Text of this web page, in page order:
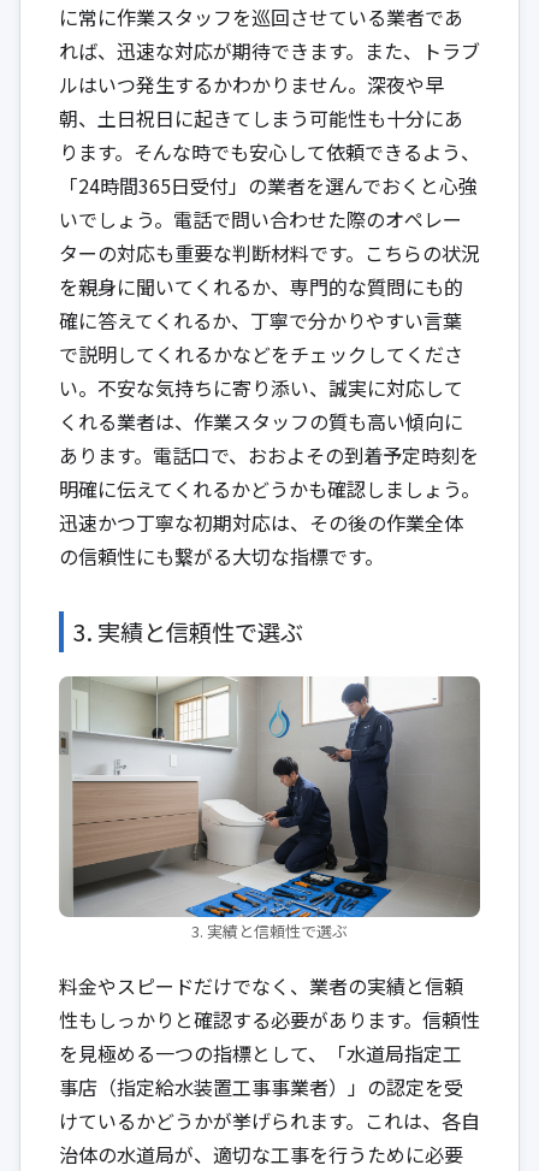
に常に作業スタッフを巡回させている業者であ
れば、迅速な対応が期待できます。また、トラブ
ルはいつ発生するかわかりません。深夜や早
朝、土日祝日に起きてしまう可能性も十分にあ
ります。そんな時でも安心して依頼できるよう、
「24時間365日受付」の業者を選んでおくと心強
いでしょう。電話で問い合わせた際のオペレー
ターの対応も重要な判断材料です。こちらの状況
を親身に聞いてくれるか、専門的な質問にも的
確に答えてくれるか、丁寧で分かりやすい言葉
で説明してくれるかなどをチェックしてくださ
い。不安な気持ちに寄り添い、誠実に対応して
くれる業者は、作業スタッフの質も高い傾向に
あります。電話口で、おおよその到着予定時刻を
明確に伝えてくれるかどうかも確認しましょう。
迅速かつ丁寧な初期対応は、その後の作業全体
の信頼性にも繋がる大切な指標です。
3. 実績と信頼性で選ぶ
3. 実績と信頼性で選ぶ
料金やスピードだけでなく、業者の実績と信頼
性もしっかりと確認する必要があります。信頼性
を見極める一つの指標として、「水道局指定工
事店（指定給水装置工事事業者）」の認定を受
けているかどうかが挙げられます。これは、各自
治体の水道局が、適切な工事を行うために必要